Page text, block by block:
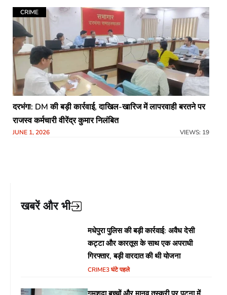
CRIME
दरभंगा: DM की बड़ी कार्रवाई, दाखिल-खारिज में लापरवाही बरतने पर
राजस्व कर्मचारी वीरेंद्र कुमार निलंबित
JUNE 1, 2026 VIEWS: 19
खबरें और भी
मधेपुरा पुलिस की बड़ी कार्रवाई: अवैध देसी
कट्टा और कारतूस के साथ एक अपराधी
गिरफ्तार, बड़ी वारदात की थी योजना
CRIME3 घंटे पहले